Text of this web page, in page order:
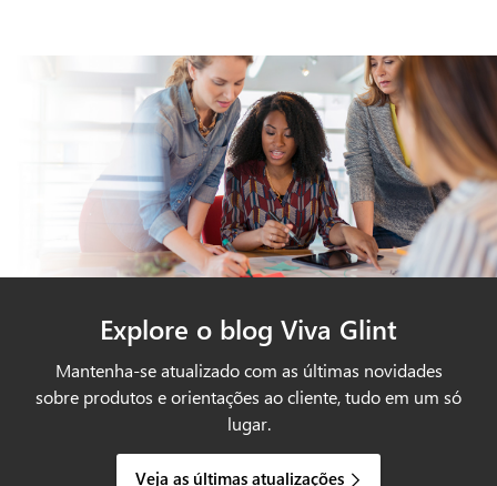
Explore o blog Viva Glint
Mantenha-se atualizado com as últimas novidades
sobre produtos e orientações ao cliente, tudo em um só
lugar.
Veja as últimas atualizações